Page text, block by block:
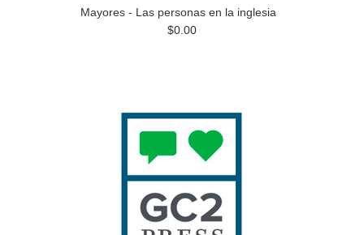
Mayores - Las personas en la inglesia
$0.00